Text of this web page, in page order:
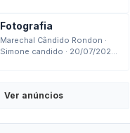
Fotografia
Marechal Cândido Rondon ·
Simone candido · 20/07/2026
Ver anúncios